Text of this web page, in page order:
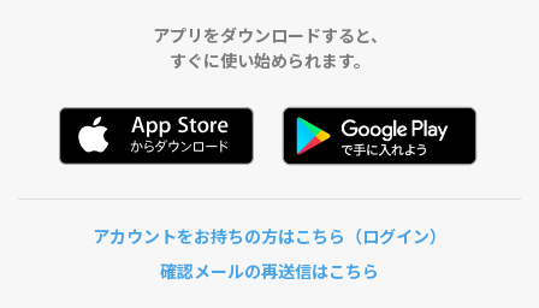
アプリをダウンロードすると、
すぐに使い始められます。
アカウントをお持ちの方はこちら（ログイン）
確認メールの再送信はこちら